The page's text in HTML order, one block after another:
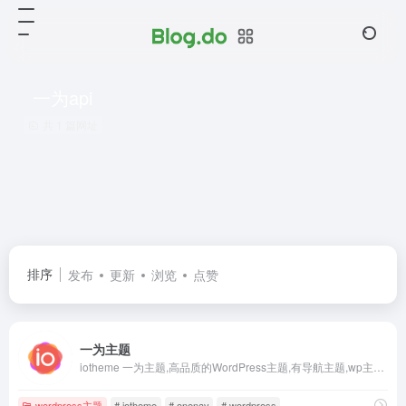
排序 发布 更新 浏览 点赞
一为主题